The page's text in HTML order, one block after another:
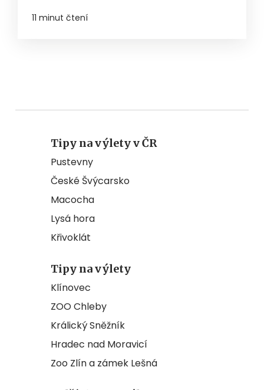
11 minut čtení
Tipy na výlety v ČR
Pustevny
České Švýcarsko
Macocha
Lysá hora
Křivoklát
Tipy na výlety
Klínovec
ZOO Chleby
Králický Sněžník
Hradec nad Moravicí
Zoo Zlín a zámek Lešná